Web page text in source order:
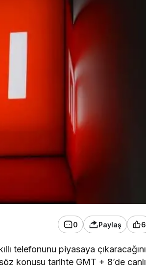
0 Paylaş 6
telefonunu piyasaya çıkaracağını
konusu tarihte GMT + 8’de canlı